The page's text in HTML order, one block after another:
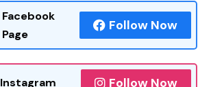
Facebook
Page
Follow Now
Instagram Follow Now